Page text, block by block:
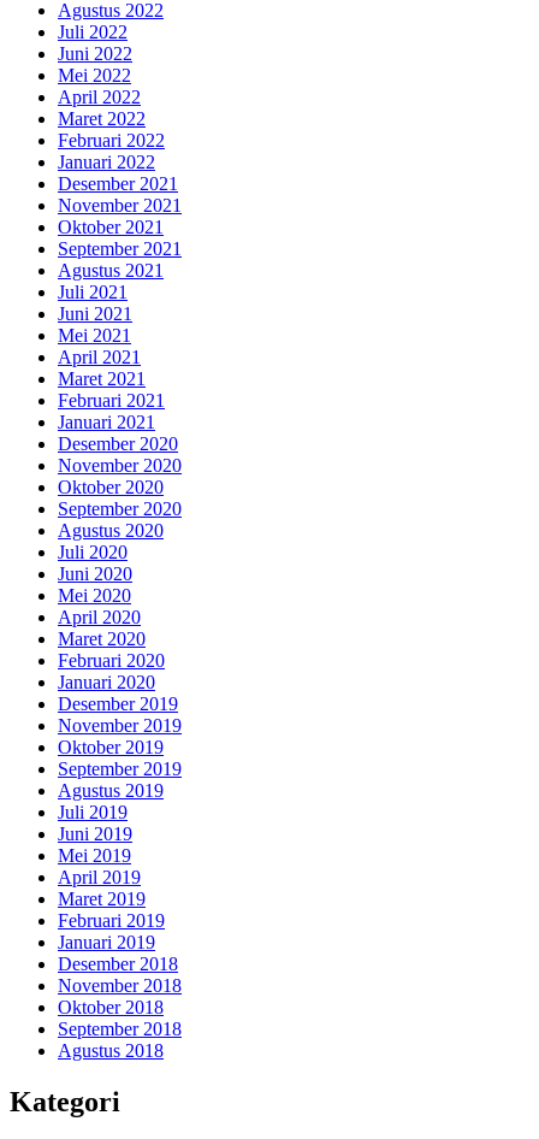
Agustus 2022
Juli 2022
Juni 2022
Mei 2022
April 2022
Maret 2022
Februari 2022
Januari 2022
Desember 2021
November 2021
Oktober 2021
September 2021
Agustus 2021
Juli 2021
Juni 2021
Mei 2021
April 2021
Maret 2021
Februari 2021
Januari 2021
Desember 2020
November 2020
Oktober 2020
September 2020
Agustus 2020
Juli 2020
Juni 2020
Mei 2020
April 2020
Maret 2020
Februari 2020
Januari 2020
Desember 2019
November 2019
Oktober 2019
September 2019
Agustus 2019
Juli 2019
Juni 2019
Mei 2019
April 2019
Maret 2019
Februari 2019
Januari 2019
Desember 2018
November 2018
Oktober 2018
September 2018
Agustus 2018
Kategori